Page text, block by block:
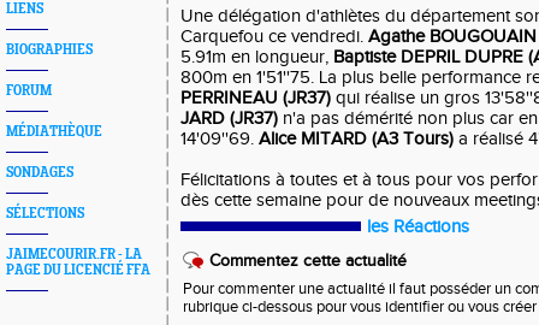
LIENS
BIOGRAPHIES
FORUM
MÉDIATHÈQUE
SONDAGES
SÉLECTIONS
JAIMECOURIR.FR - LA
PAGE DU LICENCIÉ FFA
Une délégation d'athlètes du département
Carquefou ce vendredi. Agathe
5.91m en longueur, Baptiste DEPRIL DUPRE
800m en 1'51''75. La plus belle performance
PERRINEAU (JR37) qui réalise un gros
JARD (JR37) n'a pas démérité non plus car
14'09''69. Alice MITARD (A3 Tours) a réalisé
Félicitations à toutes et à tous pour vos
dès cette semaine pour de nouveaux
les Réactions
Commentez cette actualité
Pour commenter une actualité il faut posséder un
rubrique ci-dessous pour vous identifier ou vous